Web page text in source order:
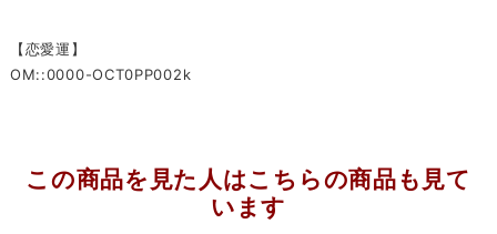
【恋愛運】
OM::0000-OCT0PP002k
この商品を見た人はこちらの商品も見て
います